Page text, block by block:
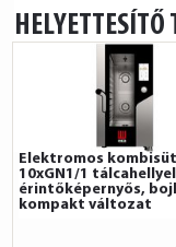
HELYETTESÍTŐ
Elektromos
10xGN1/1
érintőképernyős,
kompakt változat